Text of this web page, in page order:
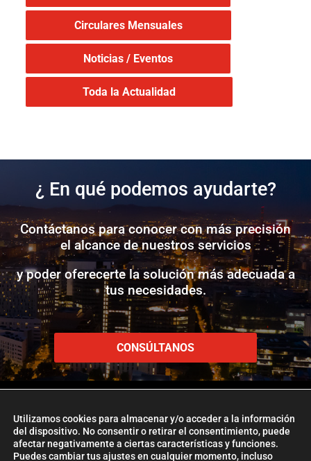
Circulares Mensuales
Noticias / Eventos
Toda la Actualidad
¿ En qué podemos ayudarte?
Contáctanos para conocer con más precisión
el alcance de nuestros servicios
y poder oferecerte la solución más adecuada a
tus necesidades.
CONSÚLTANOS
www.etlglobaladd.com
Utilizamos cookies para almacenar y/o acceder a la información
del dispositivo. No consentir o retirar el consentimiento, puede
afectar negativamente a ciertas características y funciones.
Puedes cambiar tus ajustes en cualquier momento, incluso